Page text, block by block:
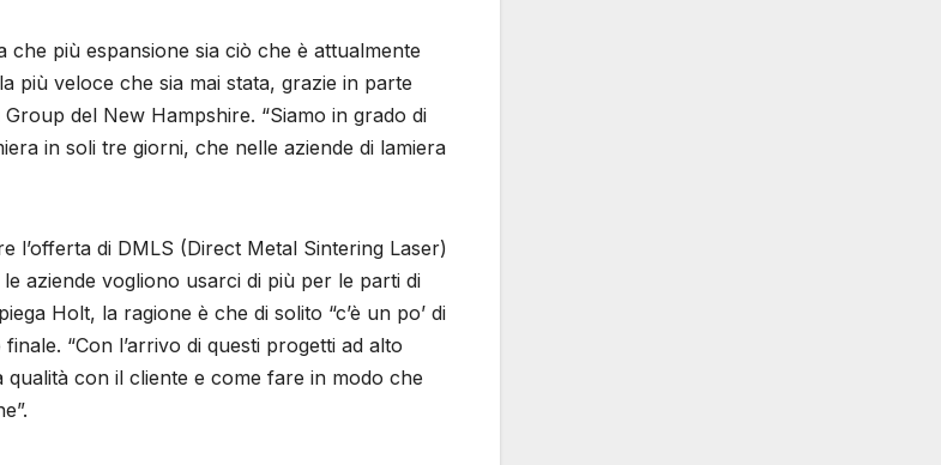
più espansione sia ciò che è attualmente
più veloce che sia mai stata, grazie in parte
del New Hampshire. “Siamo in grado di
in soli tre giorni, che nelle aziende di lamiera
l’offerta di DMLS (Direct Metal Sintering Laser)
aziende vogliono usarci di più per le parti di
Holt, la ragione è che di solito “c’è un po’ di
“Con l’arrivo di questi progetti ad alto
con il cliente e come fare in modo che